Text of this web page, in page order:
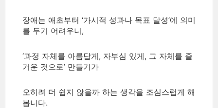
장애는 애초부터 ‘가시적 성과나 목표 달성’에 의미
를 두기 어려우니,
‘과정 자체를 아름답게, 자부심 있게, 그 자체를 즐
거운 것으로’ 만들기가
오히려 더 쉽지 않을까 하는 생각을 조심스럽게 해
봅니다.